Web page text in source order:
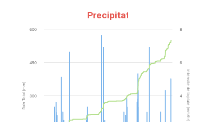
Precipitation
Rain Total (mm) intensite de la pluie (mm/hr)
300
450
600
4
6
8